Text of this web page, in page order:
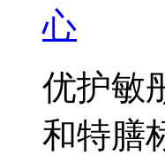
心
优护敏
和特膳